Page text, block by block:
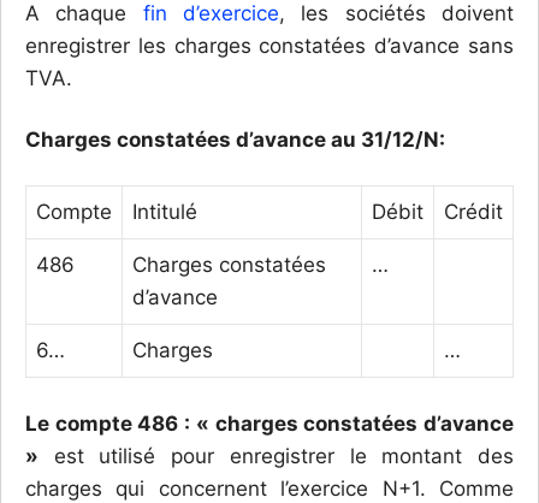
A chaque fin d’exercice, les sociétés doivent
enregistrer les charges constatées d’avance sans
TVA.
Charges constatées d’avance au 31/12/N:
Compte Intitulé Débit Crédit
486
Charges constatées
d’avance
…
6… Charges …
Le compte 486 : « charges constatées d’avance
» est utilisé pour enregistrer le montant des
charges qui concernent l’exercice N+1. Comme